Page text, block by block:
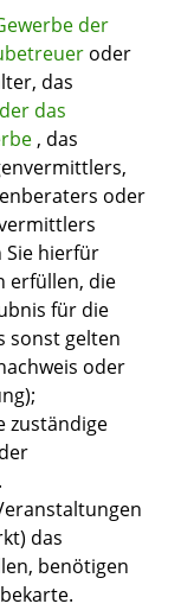
der
oder
das
das
, das
oder
Sie hierfür
erfüllen, die
für die
sonst gelten
oder
zuständige
das
benötigen